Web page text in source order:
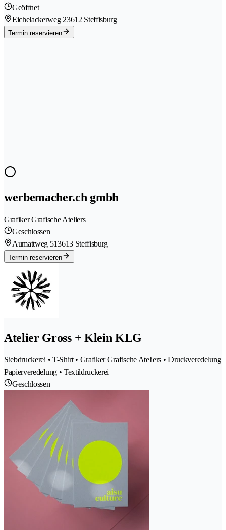
Geöffnet
Eichelackerweg 23612 Steffisburg
Termin reservieren
werbemacher.ch gmbh
Grafiker Grafische Ateliers
Geschlossen
Aumattweg 513613 Steffisburg
Termin reservieren
Atelier Gross + Klein KLG
Siebdruckerei • T-Shirt • Grafiker Grafische Ateliers • Druckveredelung
Papierveredelung • Textildruckerei
Geschlossen